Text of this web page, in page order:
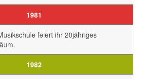
1981
feiert ihr 20jähriges
1982